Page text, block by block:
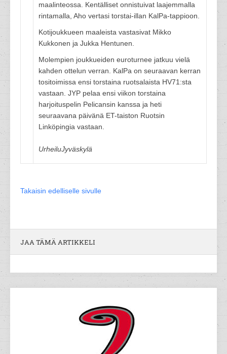
maalinteossa. Kentälliset onnistuivat laajemmalla
rintamalla, Aho vertasi torstai-illan KalPa-tappioon.
Kotijoukkueen maaleista vastasivat Mikko
Kukkonen ja Jukka Hentunen.
Molempien joukkueiden euroturnee jatkuu vielä
kahden ottelun verran. KalPa on seuraavan kerran
tositoimissa ensi torstaina ruotsalaista HV71:sta
vastaan. JYP pelaa ensi viikon torstaina
harjoituspelin Pelicansin kanssa ja heti
seuraavana päivänä ET-taiston Ruotsin
Linköpingia vastaan.
UrheiluJyväskylä
Takaisin edelliselle sivulle
JAA TÄMÄ ARTIKKELI